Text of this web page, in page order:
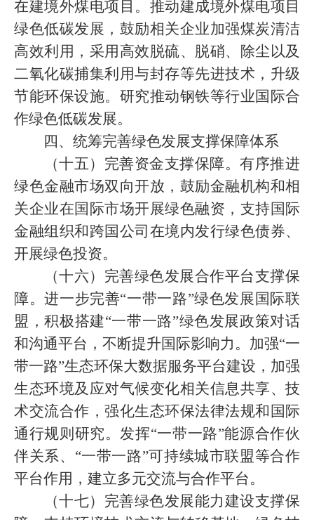
在建境外煤电项目。推动建成境外煤电项目
绿色低碳发展，鼓励相关企业加强煤炭清洁
高效利用，采用高效脱硫、脱硝、除尘以及
二氧化碳捕集利用与封存等先进技术，升级
节能环保设施。研究推动钢铁等行业国际合
作绿色低碳发展。
四、统筹完善绿色发展支撑保障体系
（十五）完善资金支撑保障。有序推进
绿色金融市场双向开放，鼓励金融机构和相
关企业在国际市场开展绿色融资，支持国际
金融组织和跨国公司在境内发行绿色债券、
开展绿色投资。
（十六）完善绿色发展合作平台支撑保
障。进一步完善“一带一路”绿色发展国际联
盟，积极搭建“一带一路”绿色发展政策对话
和沟通平台，不断提升国际影响力。加强“一
带一路”生态环保大数据服务平台建设，加强
生态环境及应对气候变化相关信息共享、技
术交流合作，强化生态环保法律法规和国际
通行规则研究。发挥“一带一路”能源合作伙
伴关系、“一带一路”可持续城市联盟等合作
平台作用，建立多元交流与合作平台。
（十七）完善绿色发展能力建设支撑保